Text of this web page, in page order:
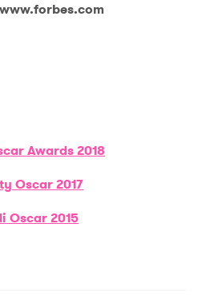
Awards 2018
Oscar 2017
Oscar 2015